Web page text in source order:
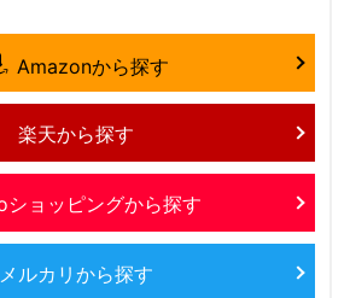
Amazonから探す
楽天から探す
ショッピングから探す
メルカリから探す